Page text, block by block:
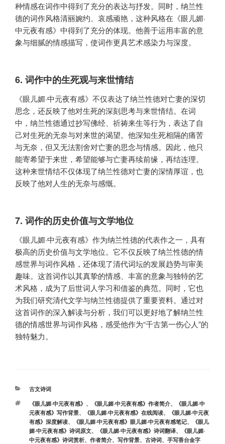
种情感在词作中得到了充分的表达与抒发。同时，纳兰性
德的词作风格清丽婉约、哀感顽艳，这种风格在《眼儿媚·
中元夜有感》中得到了充分的体现。他善于运用丰富的意
象与细腻的情感描写，使词作更具艺术感染力与深度。
6. 词作中的生死观与来世情结
《眼儿媚·中元夜有感》不仅表达了纳兰性德对亡妻的深切
思念，还反映了他对生死的深刻思考与来世情结。在词
中，纳兰性德通过抄写佛经、祈祷来生等行为，表达了自
己对生死的无奈与对来世的渴望。他深知生死相隔的痛苦
与无奈，但又无法割舍对亡妻的思念与情感。因此，他只
能寄希望于来世，希望能够与亡妻再续前缘，再结连理。
这种来世情结不仅体现了纳兰性德对亡妻的深情厚谊，也
反映了他对人生的无奈与感慨。
7. 词作的历史价值与文学地位
《眼儿媚·中元夜有感》作为纳兰性德的代表作之一，具有
极高的历史价值与文学地位。它不仅反映了纳兰性德的情
感世界与词作风格，还体现了清代词坛的发展趋势与审美
趣味。这首词作以其真挚的情感、丰富的意象与独特的艺
术风格，成为了后世词人学习和借鉴的典范。同时，它也
为我们研究清代文学与纳兰性德提供了重要资料。通过对
这首词作的深入解读与分析，我们可以更好地了解纳兰性
德的情感世界与词作风格，感受他作为“千古第一伤心人”的
独特魅力。
分
古文诗词
标
签
《眼儿媚·中元夜有感》 、 《眼儿媚·中元夜有感》作者简介、
《眼儿媚·中
元夜有感》写作背景、 《眼儿媚·中元夜有感》在线阅读、
《眼儿媚·中元夜
有感》深度解读、 《眼儿媚·中元夜有感》眼儿媚·中元夜有感笔记、
《眼儿
媚·中元夜有感》诗词原文、 《眼儿媚·中元夜有感》诗词翻译、
《眼儿媚·
中元夜有感》诗词赏析、 作者简介、 写作背景、 古诗词、 手写香台金字